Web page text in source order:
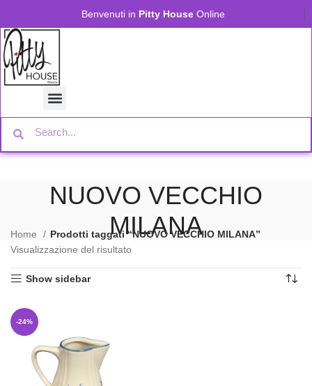
Benvenuti in Pitty House Online
NUOVO VECCHIO
MILANA
Home
Prodotti taggati “NUOVO VECCHIO MILANA”
Visualizzazione del risultato
Show sidebar
-24%